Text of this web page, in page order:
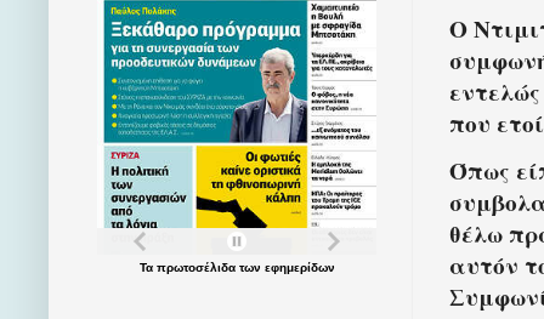
Ο
που
Όπως
θέλω
αυτόν
Τα πρωτοσέλιδατων εφημερίδων